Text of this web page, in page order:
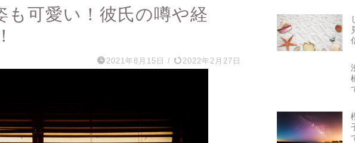
も可愛い！彼氏の噂や経
2021年8月15日 / 2022年2月27日